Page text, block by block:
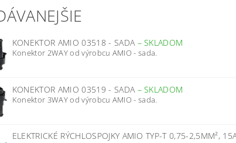
KONEKTOR AMIO 03518 - SADA –SKLADOM
Konektor 2WAY od výrobcu AMIO - sada.
KONEKTOR AMIO 03519 - SADA –SKLADOM
Konektor 3WAY od výrobcu AMIO - sada.
ELEKTRICKÉ RÝCHLOSPOJKY AMIO TYP-T 0,75-2,5MM²,